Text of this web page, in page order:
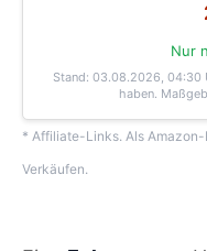
Nur
Stand: 03.08.2026, 04:30
haben.
* Affiliate-Links. Als
Verkäufen.